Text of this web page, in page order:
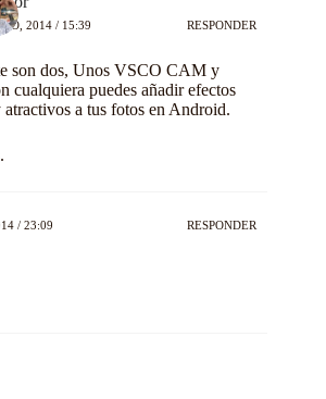
2014 / 15:39 RESPONDER
son dos, Unos VSCO CAM y
cualquiera puedes añadir efectos
a tus fotos en Android.
/ 23:09 RESPONDER